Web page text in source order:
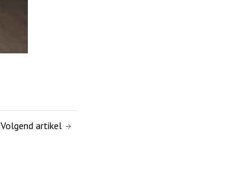
Volgend artikel